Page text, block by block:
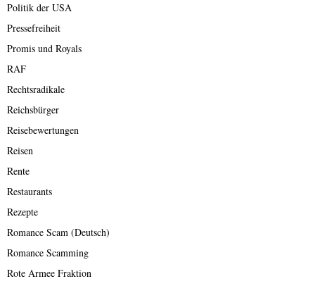
Politik der USA
Pressefreiheit
Promis und Royals
RAF
Rechtsradikale
Reichsbürger
Reisebewertungen
Reisen
Rente
Restaurants
Rezepte
Romance Scam (Deutsch)
Romance Scamming
Rote Armee Fraktion